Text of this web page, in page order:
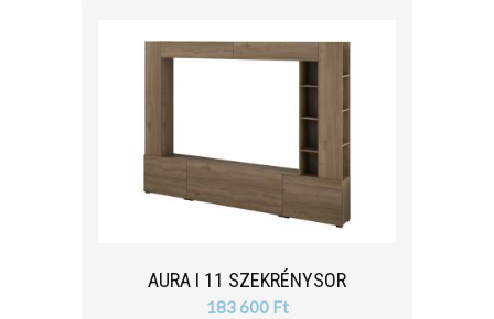
AURA I 11 SZEKRÉNYSOR
183 600 Ft